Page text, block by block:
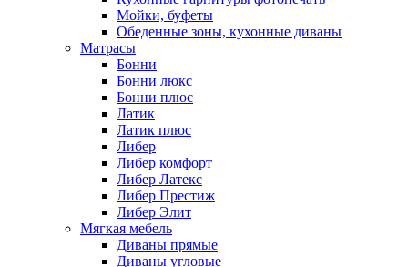
Мойки, буфеты
Обеденные зоны, кухонные диваны
Матрасы
Бонни
Бонни люкс
Бонни плюс
Латик
Латик плюс
Либер
Либер комфорт
Либер Латекс
Либер Престиж
Либер Элит
Мягкая мебель
Диваны прямые
Диваны угловые